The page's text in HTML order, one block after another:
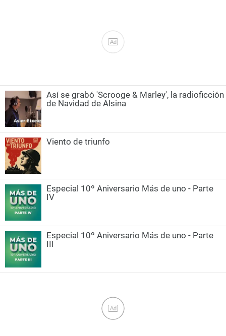
Ad
Así se grabó 'Scrooge & Marley', la radioficción
de Navidad de Alsina
Viento de triunfo
Especial 10º Aniversario Más de uno - Parte
IV
Especial 10º Aniversario Más de uno - Parte
III
Ad